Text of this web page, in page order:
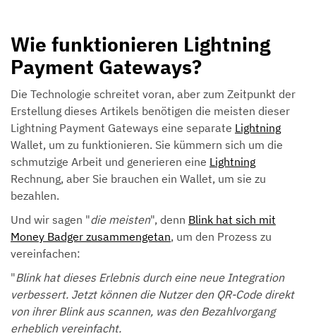
Wie funktionieren Lightning
Payment Gateways?
Die Technologie schreitet voran, aber zum Zeitpunkt der
Erstellung dieses Artikels benötigen die meisten dieser
Lightning Payment Gateways eine separate Lightning
Wallet, um zu funktionieren. Sie kümmern sich um die
schmutzige Arbeit und generieren eine Lightning
Rechnung, aber Sie brauchen ein Wallet, um sie zu
bezahlen.
Und wir sagen "die meisten", denn Blink hat sich mit
Money Badger zusammengetan, um den Prozess zu
vereinfachen:
"Blink hat dieses Erlebnis durch eine neue Integration
verbessert. Jetzt können die Nutzer den QR-Code direkt
von ihrer Blink aus scannen, was den Bezahlvorgang
erheblich vereinfacht.